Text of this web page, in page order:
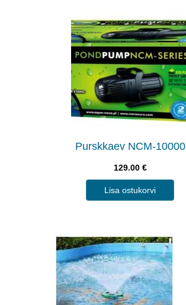
Purskkaev NCM-10000
129.00 €
Lisa ostukorvi